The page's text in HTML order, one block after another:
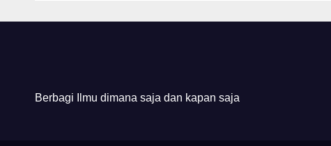
Berbagi Ilmu dimana saja dan kapan saja